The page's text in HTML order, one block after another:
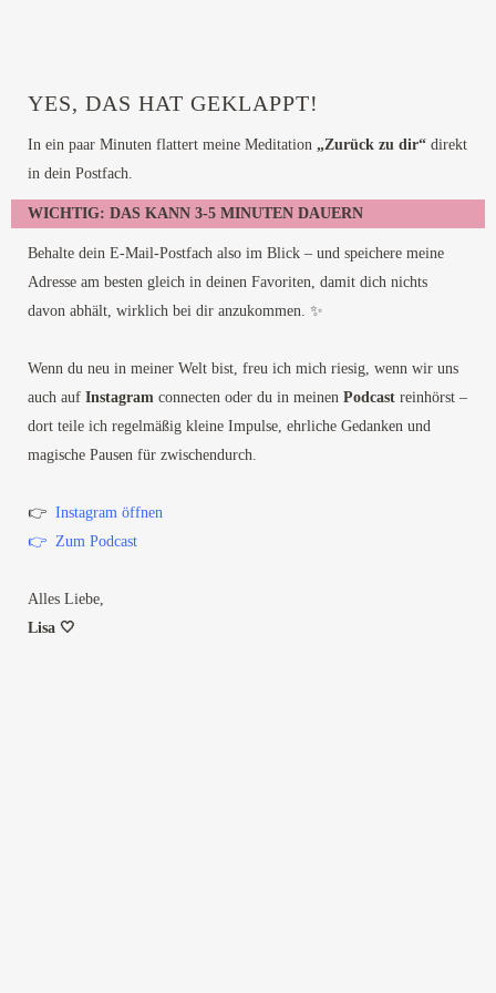
YES, DAS HAT GEKLAPPT!
In ein paar Minuten flattert meine Meditation „Zurück zu dir“ direkt
in dein Postfach.
WICHTIG: DAS KANN 3-5 MINUTEN DAUERN
Behalte dein E-Mail-Postfach also im Blick – und speichere meine
Adresse am besten gleich in deinen Favoriten, damit dich nichts
davon abhält, wirklich bei dir anzukommen. ✨
Wenn du neu in meiner Welt bist, freu ich mich riesig, wenn wir uns
auch auf Instagram connecten oder du in meinen Podcast reinhörst –
dort teile ich regelmäßig kleine Impulse, ehrliche Gedanken und
magische Pausen für zwischendurch.
👉 Instagram öffnen
👉 Zum Podcast
Alles Liebe,
Lisa 🤍